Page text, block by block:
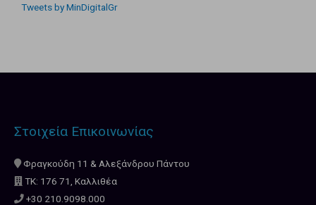
Tweets by MinDigitalGr
Στοιχεία Επικοινωνίας
Φραγκούδη 11 & Αλεξάνδρου Πάντου
ΤΚ: 176 71, Καλλιθέα
+30 210.9098.000